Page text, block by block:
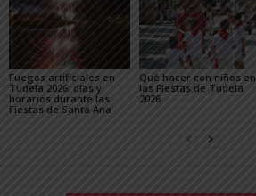
Fuegos artificiales en
Tudela 2026: días y
horarios durante las
Fiestas de Santa Ana
Qué hacer con niños en
las Fiestas de Tudela
2026